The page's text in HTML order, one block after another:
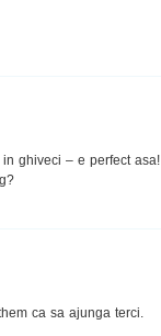
ghiveci – e perfect asa!
ca sa ajunga terci.